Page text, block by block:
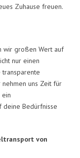
Zuhause freuen.
wir großen Wert auf
nur einen
transparente
nehmen uns Zeit für
deine Bedürfnisse
von